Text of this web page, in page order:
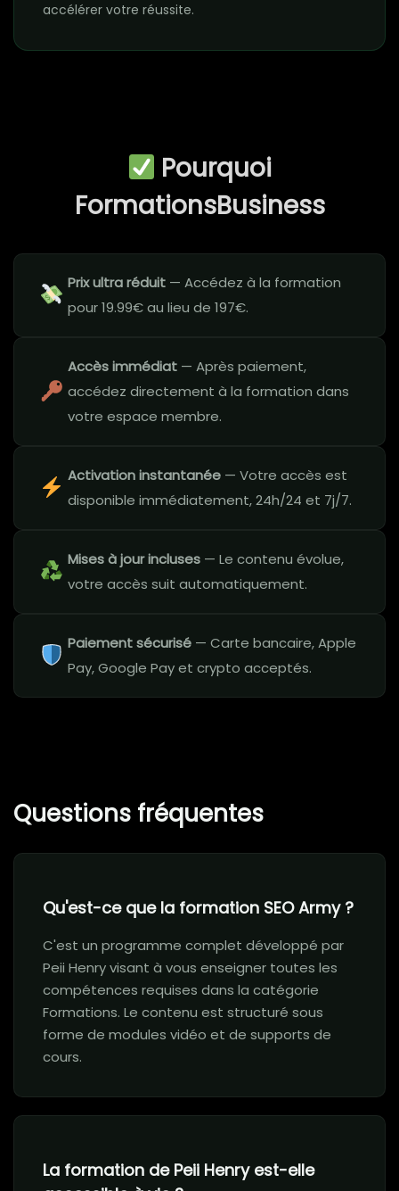
accélérer votre réussite.
Pourquoi
FormationsBusiness
Prix ultra réduit — Accédez à la formation
pour 19.99€ au lieu de 197€.
Accès immédiat — Après paiement,
accédez directement à la formation dans
votre espace membre.
Activation instantanée — Votre accès est
disponible immédiatement, 24h/24 et 7j/7.
Mises à jour incluses — Le contenu évolue,
votre accès suit automatiquement.
Paiement sécurisé — Carte bancaire, Apple
Pay, Google Pay et crypto acceptés.
Questions fréquentes
Qu'est-ce que la formation SEO Army ?
C'est un programme complet développé par
Peii Henry visant à vous enseigner toutes les
compétences requises dans la catégorie
Formations. Le contenu est structuré sous
forme de modules vidéo et de supports de
cours.
La formation de Peii Henry est-elle